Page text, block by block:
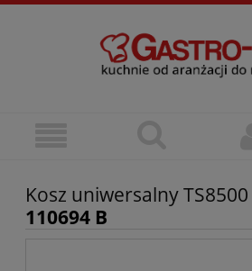
Kosz uniwersalny
110694 B